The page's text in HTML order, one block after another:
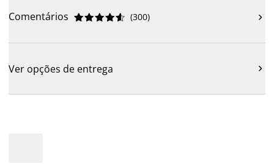
Comentários 




 (300) 
Ver opções de entrega 